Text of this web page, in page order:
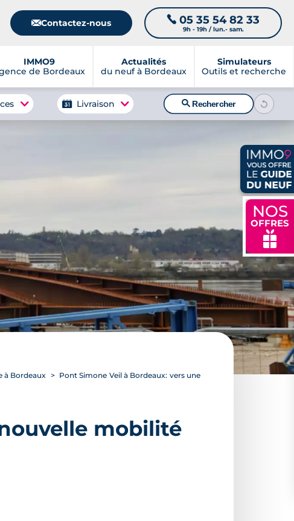
📧Contactez-nous 📞 05 35 54 82 33
9h - 19h / lun.- sam.
IMMO9
de Bordeaux
Actualités
du neuf à Bordeaux
Simulateurs
Outils et recherche
NOS
OFFRES
🎁
Livraison 🔍Rechercher
à Bordeaux Pont Simone Veil à Bordeaux: vers une
mobilité